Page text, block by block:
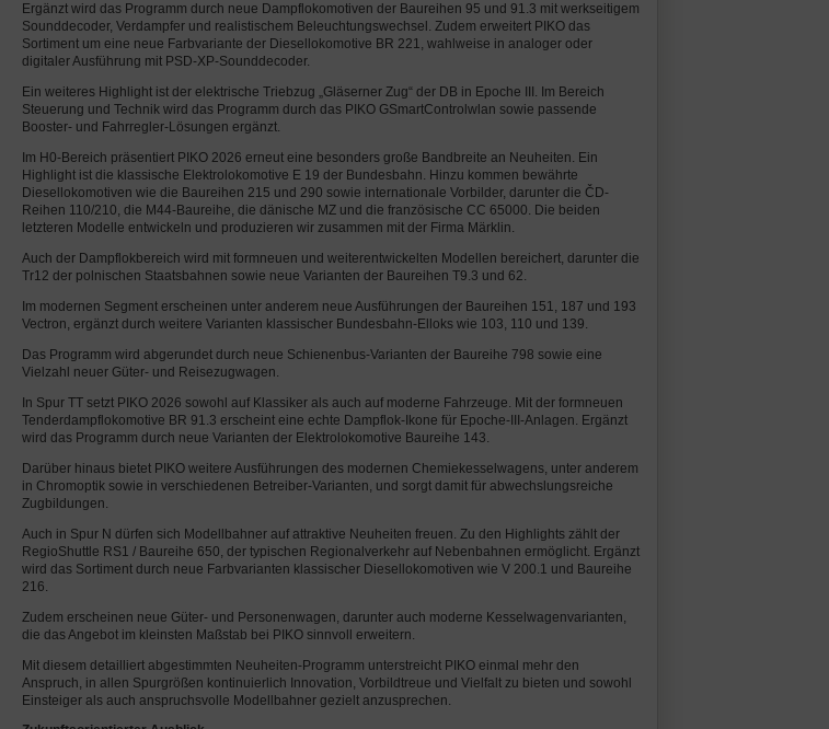
Ergänzt wird das Programm durch neue Dampflokomotiven der Baureihen 95 und 91.3 mit werkseitigem
Sounddecoder, Verdampfer und realistischem Beleuchtungswechsel. Zudem erweitert PIKO das
Sortiment um eine neue Farbvariante der Diesellokomotive BR 221, wahlweise in analoger oder
digitaler Ausführung mit PSD-XP-Sounddecoder.
Ein weiteres Highlight ist der elektrische Triebzug „Gläserner Zug“ der DB in Epoche III. Im Bereich
Steuerung und Technik wird das Programm durch das PIKO GSmartControlwlan sowie passende
Booster- und Fahrregler-Lösungen ergänzt.
Im H0-Bereich präsentiert PIKO 2026 erneut eine besonders große Bandbreite an Neuheiten. Ein
Highlight ist die klassische Elektrolokomotive E 19 der Bundesbahn. Hinzu kommen bewährte
Diesellokomotiven wie die Baureihen 215 und 290 sowie internationale Vorbilder, darunter die ČD-
Reihen 110/210, die M44-Baureihe, die dänische MZ und die französische CC 65000. Die beiden
letzteren Modelle entwickeln und produzieren wir zusammen mit der Firma Märklin.
Auch der Dampflokbereich wird mit formneuen und weiterentwickelten Modellen bereichert, darunter die
Tr12 der polnischen Staatsbahnen sowie neue Varianten der Baureihen T9.3 und 62.
Im modernen Segment erscheinen unter anderem neue Ausführungen der Baureihen 151, 187 und 193
Vectron, ergänzt durch weitere Varianten klassischer Bundesbahn-Elloks wie 103, 110 und 139.
Das Programm wird abgerundet durch neue Schienenbus-Varianten der Baureihe 798 sowie eine
Vielzahl neuer Güter- und Reisezugwagen.
In Spur TT setzt PIKO 2026 sowohl auf Klassiker als auch auf moderne Fahrzeuge. Mit der formneuen
Tenderdampflokomotive BR 91.3 erscheint eine echte Dampflok-Ikone für Epoche-III-Anlagen. Ergänzt
wird das Programm durch neue Varianten der Elektrolokomotive Baureihe 143.
Darüber hinaus bietet PIKO weitere Ausführungen des modernen Chemiekesselwagens, unter anderem
in Chromoptik sowie in verschiedenen Betreiber-Varianten, und sorgt damit für abwechslungsreiche
Zugbildungen.
Auch in Spur N dürfen sich Modellbahner auf attraktive Neuheiten freuen. Zu den Highlights zählt der
RegioShuttle RS1 / Baureihe 650, der typischen Regionalverkehr auf Nebenbahnen ermöglicht. Ergänzt
wird das Sortiment durch neue Farbvarianten klassischer Diesellokomotiven wie V 200.1 und Baureihe
216.
Zudem erscheinen neue Güter- und Personenwagen, darunter auch moderne Kesselwagenvarianten,
die das Angebot im kleinsten Maßstab bei PIKO sinnvoll erweitern.
Mit diesem detailliert abgestimmten Neuheiten-Programm unterstreicht PIKO einmal mehr den
Anspruch, in allen Spurgrößen kontinuierlich Innovation, Vorbildtreue und Vielfalt zu bieten und sowohl
Einsteiger als auch anspruchsvolle Modellbahner gezielt anzusprechen.